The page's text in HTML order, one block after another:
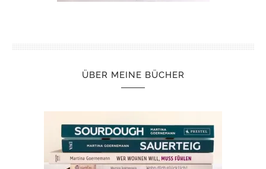
ÜBER MEINE BÜCHER